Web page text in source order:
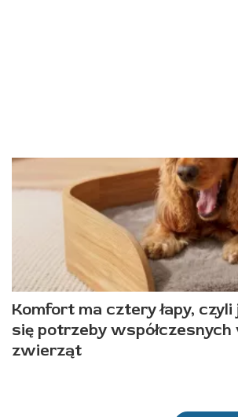
Komfort ma cztery łapy,
się potrzeby współczesnych
zwierząt